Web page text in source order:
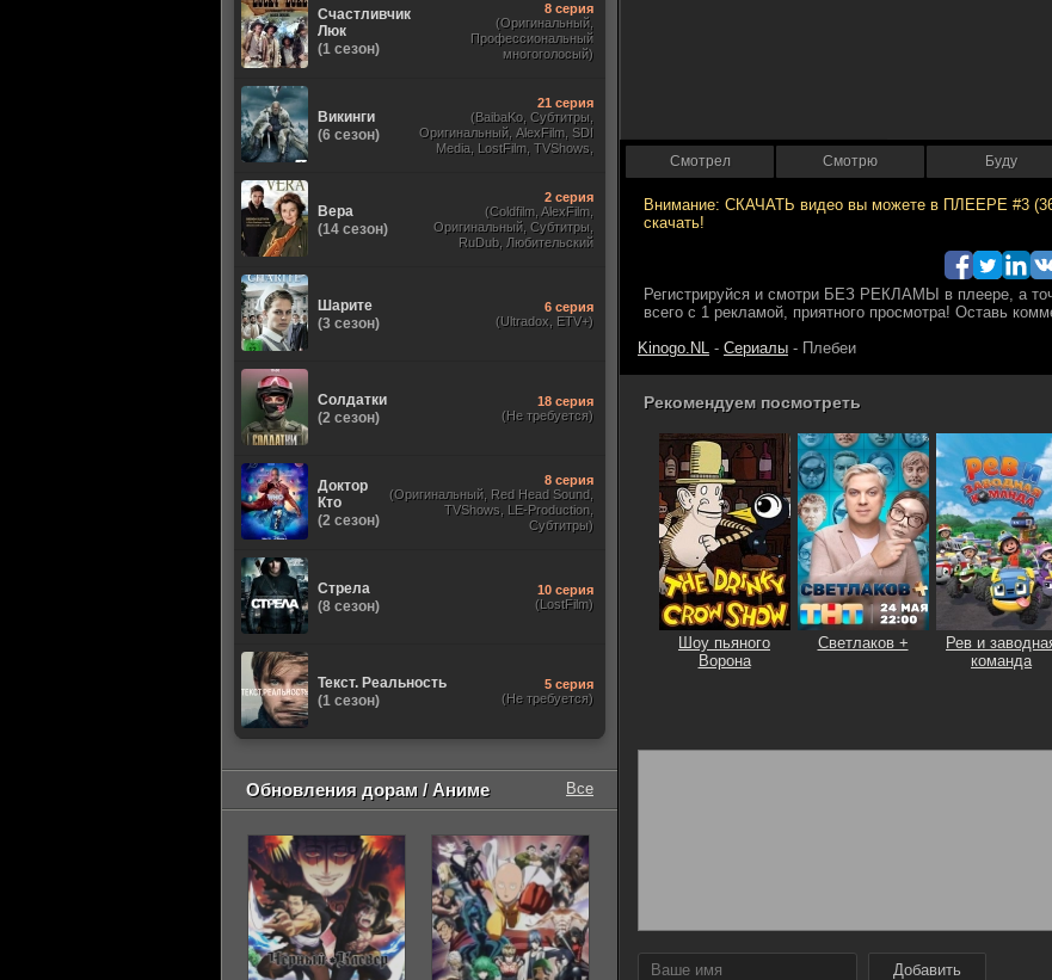
Смотрел Смотрю Буду
Kinogo.NL - Сериалы - Плебеи
Рекомендуем посмотреть
Шоу пьяного
Ворона
Светлаков +
Рев и
команда
Добавить
Счастливчик
Люк
(1 сезон)
8 серия
(Оригинальный,
Профессиональный
многоголосый)
Викинги
(6 сезон)
21 серия
(BaibaKo, Субтитры,
Оригинальный, AlexFilm, SDI
Media, LostFilm, TVShows,
Вера
(14 сезон)
2 серия
(Coldfilm, AlexFilm,
Оригинальный, Субтитры,
RuDub, Любительский
Шарите
(3 сезон)
6 серия
(Ultradox, ETV+)
Солдатки
(2 сезон)
18 серия
(Не требуется)
Доктор
Кто
(2 сезон)
8 серия
(Оригинальный, Red Head Sound,
TVShows, LE-Production,
Субтитры)
Стрела
(8 сезон)
10 серия
(LostFilm)
Текст. Реальность
(1 сезон)
5 серия
(Не требуется)
Обновления дорам / Аниме Все